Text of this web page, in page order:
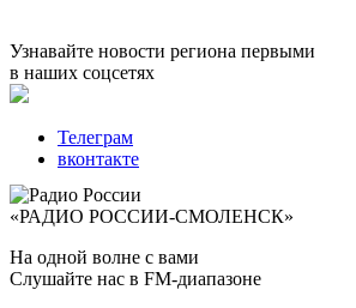
Узнавайте новости региона первыми
в наших соцсетях
Телеграм
вконтакте
«РАДИО РОССИИ-СМОЛЕНСК»
На одной волне с вами
Слушайте нас в FM-диапазоне